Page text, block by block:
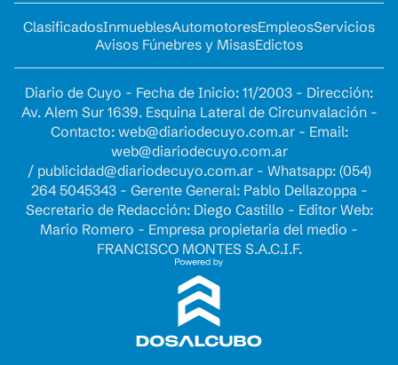
ClasificadosInmueblesAutomotoresEmpleosServicios
Avisos Fúnebres y MisasEdictos
Diario de Cuyo - Fecha de Inicio: 11/2003 - Dirección:
Av. Alem Sur 1639. Esquina Lateral de Circunvalación -
Contacto: web@diariodecuyo.com.ar- Email:
web@diariodecuyo.com.ar
/ publicidad@diariodecuyo.com.ar- Whatsapp: (054)
264 5045343 - Gerente General: Pablo Dellazoppa -
Secretario de Redacción: Diego Castillo - Editor Web:
Mario Romero - Empresa propietaria del medio -
FRANCISCO MONTES S.A.C.I.F.